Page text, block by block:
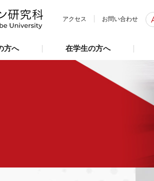
アクセス お問い合わせ
方へ 在学生の方へ